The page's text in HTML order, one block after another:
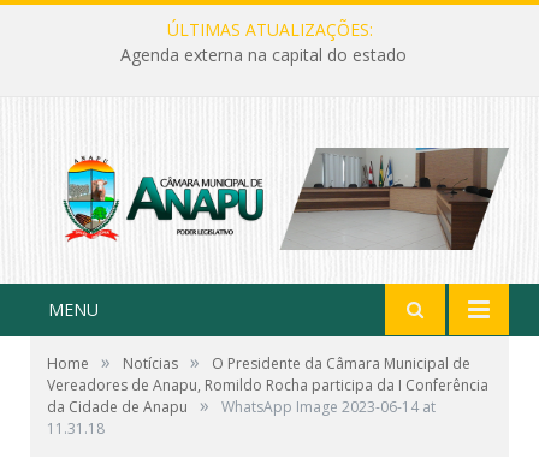
ÚLTIMAS ATUALIZAÇÕES:
Agenda externa na capital do estado
MENU
Home » Notícias »
O Presidente da Câmara Municipal de
Vereadores de Anapu, Romildo Rocha participa da I Conferência
da Cidade de Anapu
»
WhatsApp Image 2023-06-14 at
11.31.18